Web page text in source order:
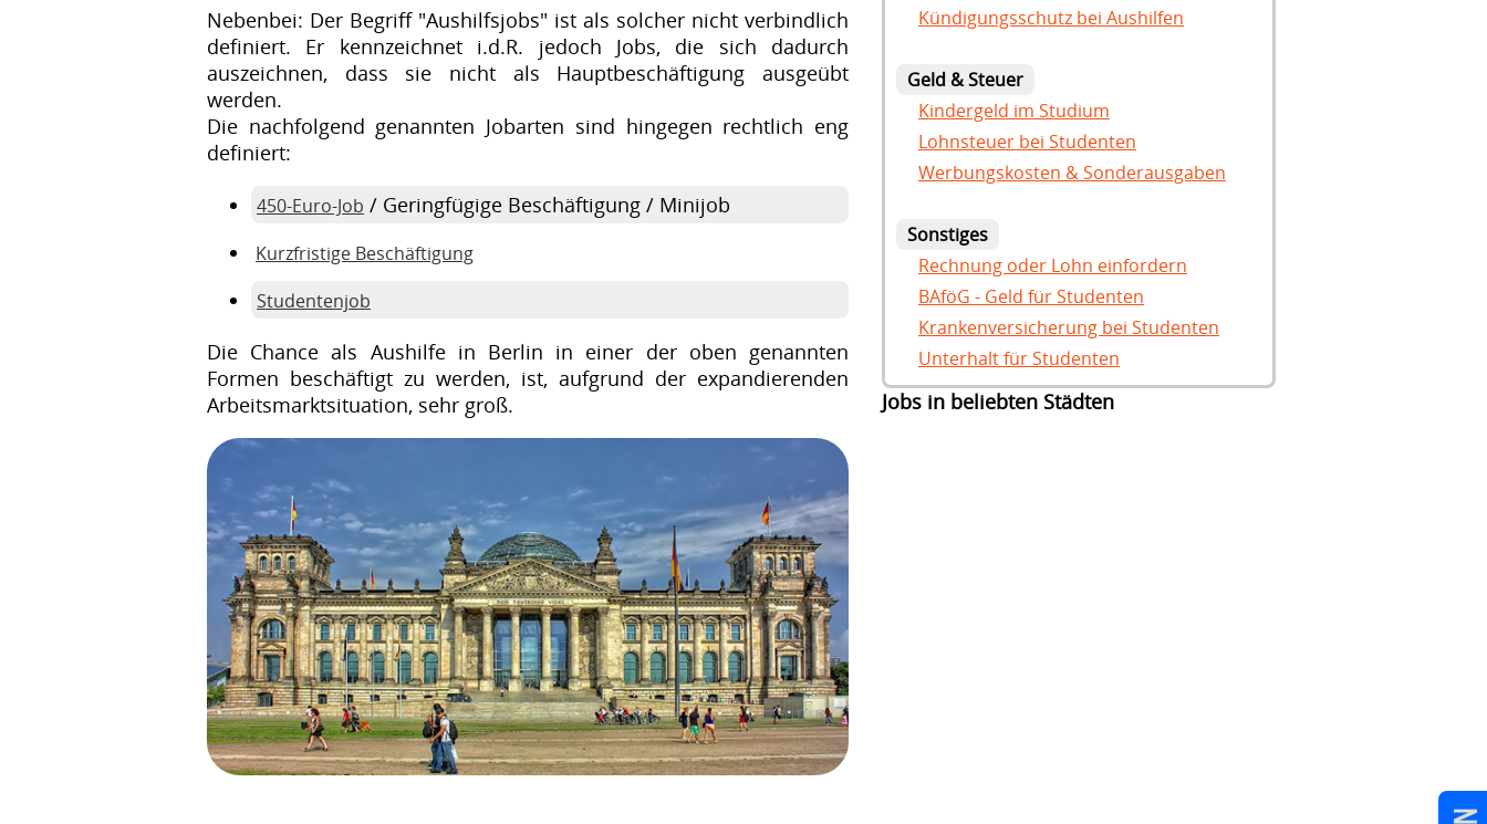
Nebenbei: Der Begriff "Aushilfsjobs" ist als solcher nicht verbindlich
definiert. Er kennzeichnet i.d.R. jedoch Jobs, die sich dadurch
auszeichnen, dass sie nicht als Hauptbeschäftigung ausgeübt
werden.
Die nachfolgend genannten Jobarten sind hingegen rechtlich eng
definiert:
450-Euro-Job / Geringfügige Beschäftigung / Minijob
Kurzfristige Beschäftigung
Studentenjob
Die Chance als Aushilfe in Berlin in einer der oben genannten
Formen beschäftigt zu werden, ist, aufgrund der expandierenden
Arbeitsmarktsituation, sehr groß.
Kündigungsschutz bei Aushilfen
Geld & Steuer
Kindergeld im Studium
Lohnsteuer bei Studenten
Werbungskosten & Sonderausgaben
Sonstiges
Rechnung oder Lohn einfordern
BAföG - Geld für Studenten
Krankenversicherung bei Studenten
Unterhalt für Studenten
Jobs in beliebten Städten